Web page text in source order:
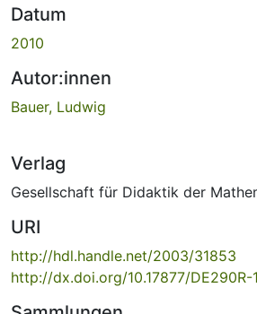
Datum
2010
Autor:innen
Bauer, Ludwig
Verlag
Gesellschaft für Didaktik der
URI
http://hdl.handle.net/2003/31853
http://dx.doi.org/10.17877/DE290R-